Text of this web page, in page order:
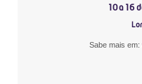
10 a 16
Sabe mais em: